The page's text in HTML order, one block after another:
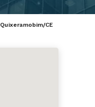
Quixeramobim/CE